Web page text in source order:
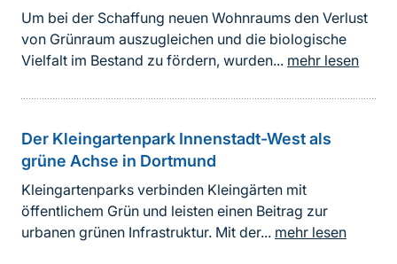
Um bei der Schaffung neuen Wohnraums den Verlust
von Grünraum auszugleichen und die biologische
Vielfalt im Bestand zu fördern, wurden... mehr lesen
Der Kleingartenpark Innenstadt-West als
grüne Achse in Dortmund
Kleingartenparks verbinden Kleingärten mit
öffentlichem Grün und leisten einen Beitrag zur
urbanen grünen Infrastruktur. Mit der... mehr lesen